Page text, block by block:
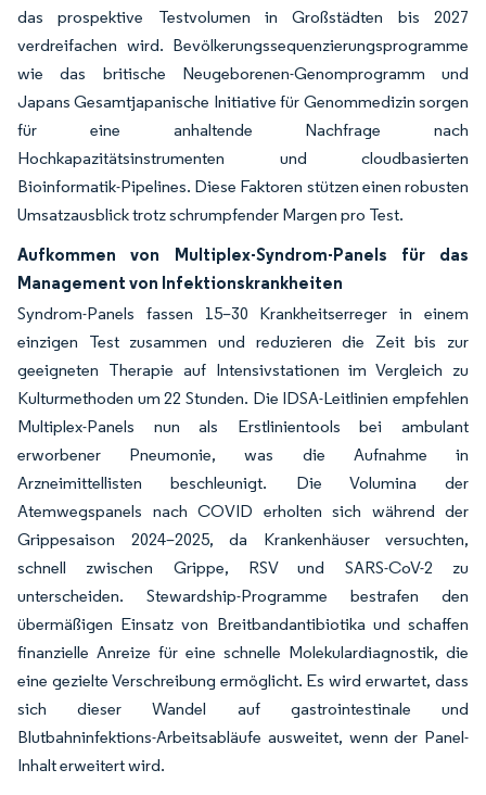
das prospektive Testvolumen in Großstädten bis 2027
verdreifachen wird. Bevölkerungssequenzierungsprogramme
wie das britische Neugeborenen-Genomprogramm und
Japans Gesamtjapanische Initiative für Genommedizin sorgen
für eine anhaltende Nachfrage nach
Hochkapazitätsinstrumenten und cloudbasierten
Bioinformatik-Pipelines. Diese Faktoren stützen einen robusten
Umsatzausblick trotz schrumpfender Margen pro Test.
Aufkommen von Multiplex-Syndrom-Panels für das
Management von Infektionskrankheiten
Syndrom-Panels fassen 15–30 Krankheitserreger in einem
einzigen Test zusammen und reduzieren die Zeit bis zur
geeigneten Therapie auf Intensivstationen im Vergleich zu
Kulturmethoden um 22 Stunden. Die IDSA-Leitlinien empfehlen
Multiplex-Panels nun als Erstlinientools bei ambulant
erworbener Pneumonie, was die Aufnahme in
Arzneimittellisten beschleunigt. Die Volumina der
Atemwegspanels nach COVID erholten sich während der
Grippesaison 2024–2025, da Krankenhäuser versuchten,
schnell zwischen Grippe, RSV und SARS-CoV-2 zu
unterscheiden. Stewardship-Programme bestrafen den
übermäßigen Einsatz von Breitbandantibiotika und schaffen
finanzielle Anreize für eine schnelle Molekulardiagnostik, die
eine gezielte Verschreibung ermöglicht. Es wird erwartet, dass
sich dieser Wandel auf gastrointestinale und
Blutbahninfektions-Arbeitsabläufe ausweitet, wenn der Panel-
Inhalt erweitert wird.